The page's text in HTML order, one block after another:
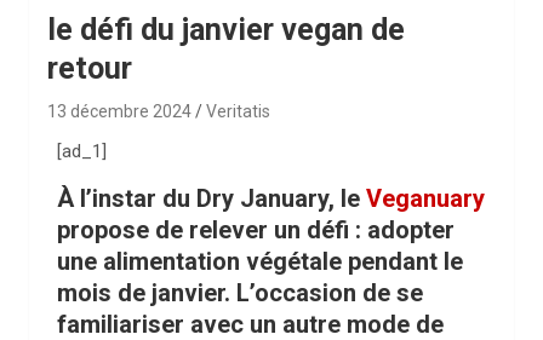
le défi du janvier vegan de
retour
13 décembre 2024 Veritatis
[ad_1]
À l’instar du Dry January, le Veganuary
propose de relever un défi : adopter
une alimentation végétale pendant le
mois de janvier. L’occasion de se
familiariser avec un autre mode de